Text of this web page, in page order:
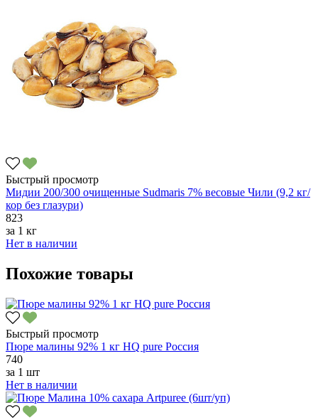
Быстрый просмотр
Мидии 200/300 очищенные Sudmaris 7% весовые Чили (9,2 кг/
кор без глазури)
823
за 1 кг
Нет в наличии
Похожие товары
Быстрый просмотр
Пюре малины 92% 1 кг HQ pure Россия
740
за 1 шт
Нет в наличии